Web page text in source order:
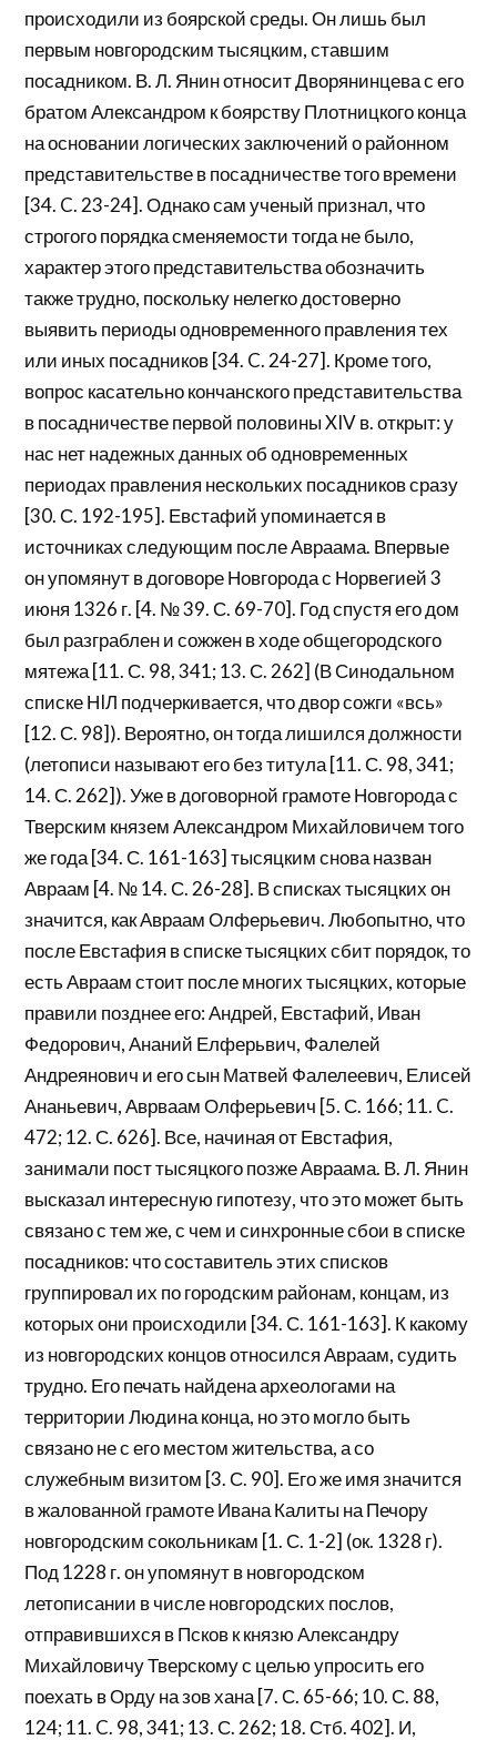
происходили из боярской среды. Он лишь был
первым новгородским тысяцким, ставшим
посадником. В. Л. Янин относит Дворянинцева с его
братом Александром к боярству Плотницкого конца
на основании логических заключений о районном
представительстве в посадничестве того времени
[34. C. 23-24]. Однако сам ученый признал, что
строгого порядка сменяемости тогда не было,
характер этого представительства обозначить
также трудно, поскольку нелегко достоверно
выявить периоды одновременного правления тех
или иных посадников [34. C. 24-27]. Кроме того,
вопрос касательно кончанского представительства
в посадничестве первой половины XIV в. открыт: у
нас нет надежных данных об одновременных
периодах правления нескольких посадников сразу
[30. С. 192-195]. Евстафий упоминается в
источниках следующим после Авраама. Впервые
он упомянут в договоре Новгорода с Норвегией 3
июня 1326 г. [4. № 39. С. 69-70]. Год спустя его дом
был разграблен и сожжен в ходе общегородского
мятежа [11. С. 98, 341; 13. С. 262] (В Синодальном
списке НIЛ подчеркивается, что двор сожги «всь»
[12. С. 98]). Вероятно, он тогда лишился должности
(летописи называют его без титула [11. С. 98, 341;
14. С. 262]). Уже в договорной грамоте Новгорода с
Тверским князем Александром Михайловичем того
же года [34. С. 161-163] тысяцким снова назван
Авраам [4. № 14. С. 26-28]. В списках тысяцких он
значится, как Авраам Олферьевич. Любопытно, что
после Евстафия в списке тысяцких сбит порядок, то
есть Авраам стоит после многих тысяцких, которые
правили позднее его: Андрей, Евстафий, Иван
Федорович, Ананий Елферьвич, Фалелей
Андреянович и его сын Матвей Фалелеевич, Елисей
Ананьевич, Аврваам Олферьевич [5. С. 166; 11. C.
472; 12. С. 626]. Все, начиная от Евстафия,
занимали пост тысяцкого позже Авраама. В. Л. Янин
высказал интересную гипотезу, что это может быть
связано с тем же, с чем и синхронные сбои в списке
посадников: что составитель этих списков
группировал их по городским районам, концам, из
которых они происходили [34. С. 161-163]. К какому
из новгородских концов относился Авраам, судить
трудно. Его печать найдена археологами на
территории Людина конца, но это могло быть
связано не с его местом жительства, а со
служебным визитом [3. С. 90]. Его же имя значится
в жалованной грамоте Ивана Калиты на Печору
новгородским сокольникам [1. С. 1-2] (ок. 1328 г).
Под 1228 г. он упомянут в новгородском
летописании в числе новгородских послов,
отправившихся в Псков к князю Александру
Михайловичу Тверскому с целью упросить его
поехать в Орду на зов хана [7. С. 65-66; 10. С. 88,
124; 11. C. 98, 341; 13. С. 262; 18. Стб. 402]. И,